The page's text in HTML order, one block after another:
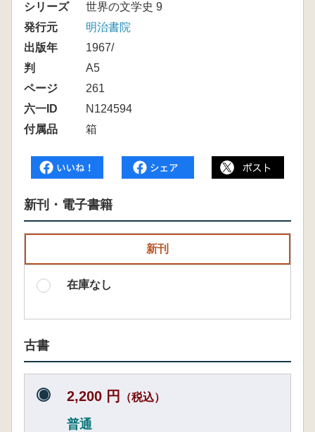
シリーズ
世界の文学史 9
発行元
明治書院
出版年
1967/
判
A5
ページ
261
六一ID
N124594
付属品
箱
新刊・電子書籍
新刊
在庫なし
古書
2,200 円 （税込）
普通